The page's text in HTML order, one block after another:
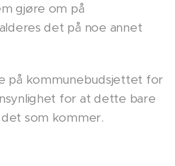
gjøre om på
det på noe annet
på kommunebudsjettet for
for at dette bare
som kommer.